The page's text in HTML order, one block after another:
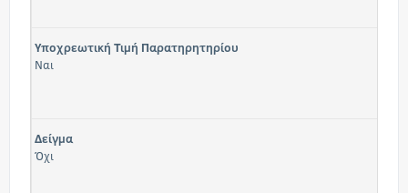
Υποχρεωτική Τιμή Παρατηρητηρίου
Ναι
Δείγμα
Όχι